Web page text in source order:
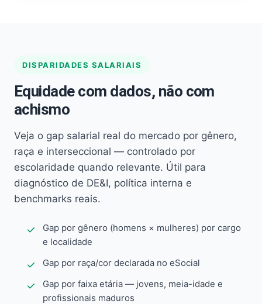
DISPARIDADES SALARIAIS
Equidade com dados, não com
achismo
Veja o gap salarial real do mercado por gênero,
raça e interseccional — controlado por
escolaridade quando relevante. Útil para
diagnóstico de DE&I, política interna e
benchmarks reais.
Gap por gênero (homens × mulheres) por cargo
e localidade
Gap por raça/cor declarada no eSocial
Gap por faixa etária — jovens, meia-idade e
profissionais maduros